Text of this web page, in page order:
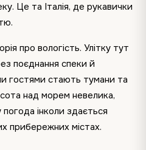
Це та Італія, де рукавички
про вологість. Улітку тут
поєднання спеки й
гостями стають тумани та
над морем невелика,
інколи здається
прибережних містах.